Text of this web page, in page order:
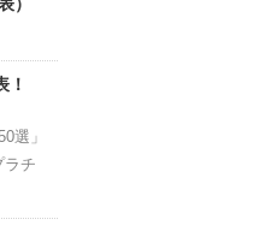
）
！
選」
ラチ